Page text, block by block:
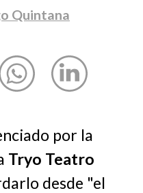
Quintana
por la
Tryo Teatro
desde "el